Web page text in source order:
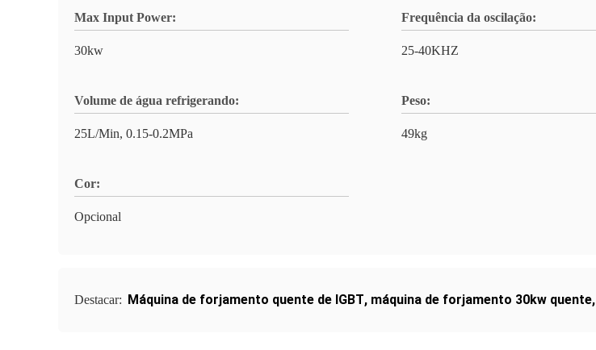
Max Input Power:
30kw
Frequência da oscilação:
25-40KHZ
Volume de água refrigerando:
25L/Min, 0.15-0.2MPa
Peso:
49kg
Cor:
Opcional
Destacar: Máquina de forjamento quente de IGBT, máquina de forjamento 30kw quente,